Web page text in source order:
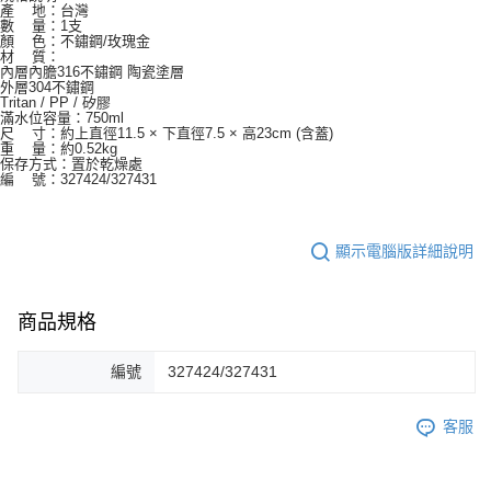
產 地：台灣
數 量：1支
顏 色：不鏽鋼/玫瑰金
材 質：
內層內膽316不鏽鋼 陶瓷塗層
外層304不鏽鋼
Tritan / PP / 矽膠
滿水位容量：750ml
尺 寸：約上直徑11.5 × 下直徑7.5 × 高23cm (含蓋)
重 量：約0.52kg
保存方式：置於乾燥處
編 號：327424/327431
顯示電腦版詳細說明
商品規格
編號 327424/327431
客服